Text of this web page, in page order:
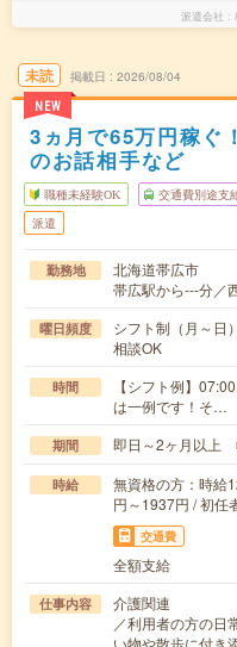
派遣会社
未読
NEW
掲載日 2026/08/04
3ヵ月で65万円稼ぐ
のお話相手など
職種未経験OK 交通費別途支
派遣
勤務地
北海道帯広市
帯広駅から---分／
曜日頻度
シフト制（月～日
相談OK
時間
【シフト例】
は一例です！そ…
期間 即日～2ヶ月以上
時給
無資格の方：時給
円～1937円 / 初任
交通費
全額支給
仕事内容
介護関連
／利用者の方の
い物や散歩に付き